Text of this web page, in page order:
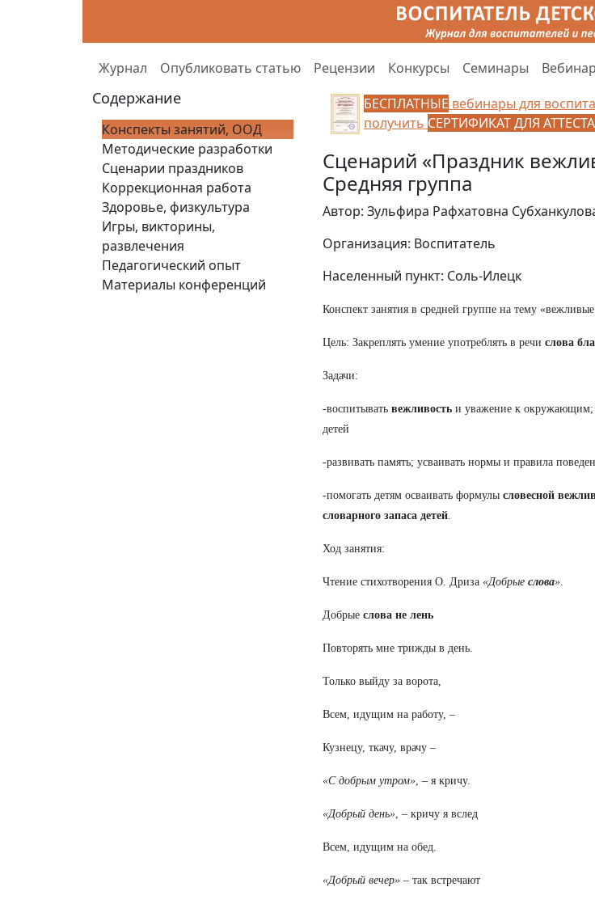
Журнал Опубликовать статью Рецензии Конкурсы Семинары
Содержание
Конспекты занятий, ООД
Методические разработки
Сценарии праздников
Коррекционная работа
Здоровье, физкультура
Игры, викторины,
развлечения
Педагогический опыт
Материалы конференций
БЕСПЛАТНЫЕ вебинары для
получить СЕРТИФИКАТ ДЛЯ
Сценарий «Праздник
Средняя группа
Автор: Зульфира Рафхатовна
Организация: Воспитатель
Населенный пункт: Соль-Илецк
Конспект занятия в средней группе на тему
Цель: Закреплять умение употреблять в речи слова
Задачи:
-воспитывать вежливость и уважение к окружающим;
детей
-развивать память; усваивать нормы и правила
-помогать детям осваивать формулы словесной
словарного запаса детей.
Ход занятия:
Чтение стихотворения О. Дриза «Добрые слова».
Добрые слова не лень
Повторять мне трижды в день.
Только выйду за ворота,
Всем, идущим на работу, –
Кузнецу, ткачу, врачу –
«С добрым утром», – я кричу.
«Добрый день», – кричу я вслед
Всем, идущим на обед.
«Добрый вечер» – так встречают